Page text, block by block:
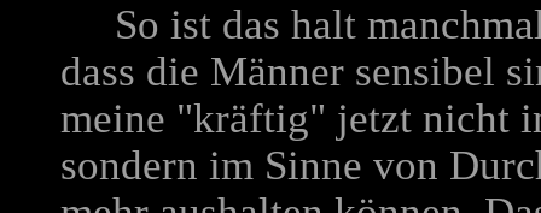
So ist das halt
dass die Männer sensibel
meine "kräftig" jetzt nicht
sondern im Sinne von